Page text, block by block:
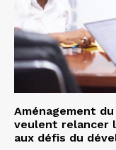
Aménagement
veulent relancer
aux défis du